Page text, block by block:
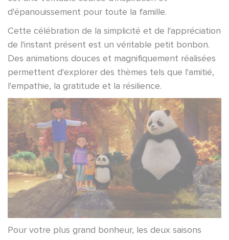
d'épanouissement pour toute la famille.
Cette célébration de la simplicité et de l'appréciation
de l'instant présent est un véritable petit bonbon.
Des animations douces et magnifiquement réalisées
permettent d'explorer des thèmes tels que l'amitié,
l'empathie, la gratitude et la résilience.
Pour votre plus grand bonheur, les deux saisons